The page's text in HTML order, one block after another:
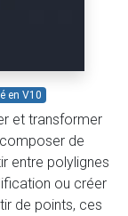
en V10
et transformer
de
entre polylignes
ou créer
de points, ces